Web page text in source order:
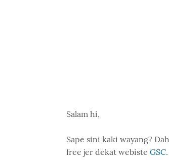
Salam hi,
Sape sini kaki wayang?
free jer dekat webiste GSC.